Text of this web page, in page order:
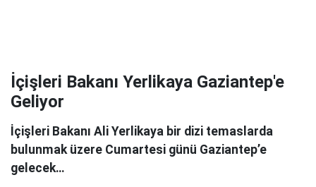
İçişleri Bakanı Yerlikaya Gaziantep'e
Geliyor
İçişleri Bakanı Ali Yerlikaya bir dizi temaslarda
bulunmak üzere Cumartesi günü Gaziantep’e
gelecek…